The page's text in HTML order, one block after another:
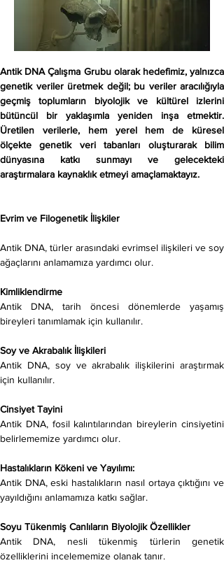
Antik DNA Çalışma Grubu olarak hedefimiz, yalnızca
genetik veriler üretmek değil; bu veriler aracılığıyla
geçmiş toplumların biyolojik ve kültürel izlerini
bütüncül bir yaklaşımla yeniden inşa etmektir.
Üretilen verilerle, hem yerel hem de küresel
ölçekte genetik veri tabanları oluşturarak bilim
dünyasına katkı sunmayı ve gelecekteki
araştırmalara kaynaklık etmeyi amaçlamaktayız.
Evrim ve Filogenetik İlişkiler
Antik DNA, türler arasındaki evrimsel ilişkileri ve soy
ağaçlarını anlamamıza yardımcı olur.
Kimliklendirme
Antik DNA, tarih öncesi dönemlerde yaşamış
bireyleri tanımlamak için kullanılır.
Soy ve Akrabalık İlişkileri
Antik DNA, soy ve akrabalık ilişkilerini araştırmak
için kullanılır.
Cinsiyet Tayini
Antik DNA, fosil kalıntılarından bireylerin cinsiyetini
belirlememize yardımcı olur.
Hastalıkların Kökeni ve Yayılımı:
Antik DNA, eski hastalıkların nasıl ortaya çıktığını ve
yayıldığını anlamamıza katkı sağlar.
Soyu Tükenmiş Canlıların Biyolojik Özellikler
Antik DNA, nesli tükenmiş türlerin genetik
özelliklerini incelememize olanak tanır.